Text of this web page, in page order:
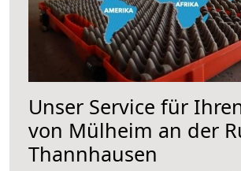
Unser Service für
von Mülheim an der
Thannhausen